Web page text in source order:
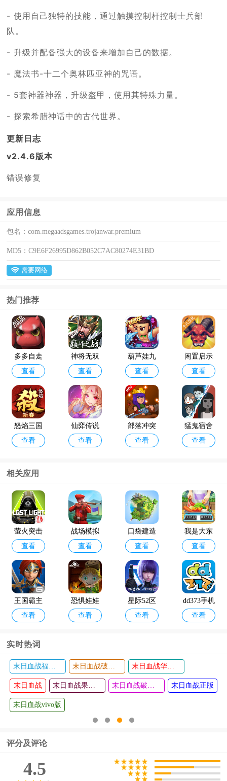
- 使用自己独特的技能，通过触摸控制杆控制士兵部
队。
- 升级并配备强大的设备来增加自己的数据。
- 魔法书-十二个奥林匹亚神的咒语。
- 5套神器神器，升级盔甲，使用其特殊力量。
- 探索希腊神话中的古代世界。
更新日志
v2.4.6版本
错误修复
应用信息
包名：com.megaadsgames.trojanwar.premium
MD5：C9E6F26995D862B052C7AC80274E31BD
需要网络
热门推荐
多多自走
棋官方版
查看
神将无双
最新版
查看
葫芦娃九
游版
查看
闲置启示
录手游
查看
怒焰三国
杀oppo版
查看
仙弈传说
手游taptap
查看
部落冲突
破解版202
查看
猛鬼宿舍
最新版破
查看
咸鱼之王
最新版本
查看
金铲铲之
战体验服
官方版202
4
查看
相关应用
萤火突击
国服官方
版
查看
战场模拟
最新版
查看
口袋建造
汉化版破
解版
查看
我是大东
家一加版
查看
王国霸主
中文破解
查看
恐惧娃娃
游戏
查看
星际52区
九游渠道
查看
dd373手机
版客户端
查看
狂梗小朋
友火山哥
哥最新版
查看
潮汐守望
者塔防游
查看
实时热词
末日血战 末日血战正版
末日血战vivo版
评分及评论
4.5